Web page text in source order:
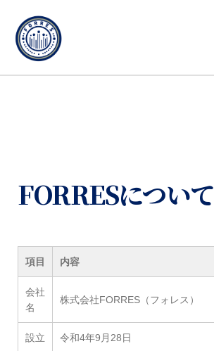
FORRESについて
項目 内容
会社
名
株式会社FORRES（フォレス）
設立 令和4年9月28日